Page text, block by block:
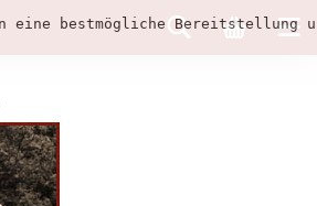
eine bestmögliche